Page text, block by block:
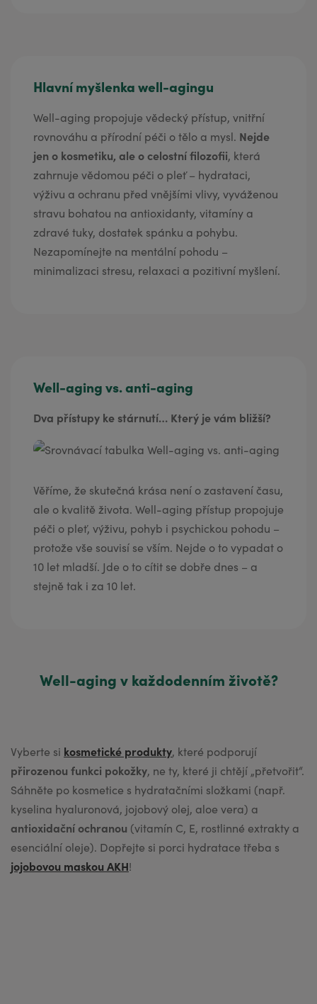
Hlavní myšlenka well-agingu
Well-aging propojuje vědecký přístup, vnitřní
rovnováhu a přírodní péči o tělo a mysl. Nejde
jen o kosmetiku, ale o celostní filozofii, která
zahrnuje vědomou péči o pleť – hydrataci,
výživu a ochranu před vnějšími vlivy, vyváženou
stravu bohatou na antioxidanty, vitamíny a
zdravé tuky, dostatek spánku a pohybu.
Nezapomínejte na mentální pohodu –
minimalizaci stresu, relaxaci a pozitivní myšlení.
Well-aging vs. anti-aging
Dva přístupy ke stárnutí… Který je vám bližší?
Věříme, že skutečná krása není o zastavení času,
ale o kvalitě života. Well-aging přístup propojuje
péči o pleť, výživu, pohyb i psychickou pohodu –
protože vše souvisí se vším. Nejde o to vypadat o
10 let mladší. Jde o to cítit se dobře dnes – a
stejně tak i za 10 let.
Well-aging v každodenním životě?
kosmetické produkty
jojobovou maskou AKH